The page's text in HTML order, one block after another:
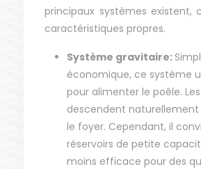
principaux systèmes existent,
caractéristiques propres.
Système gravitaire:
économique, ce système
pour alimenter le poêle.
descendent naturellement
le foyer. Cependant, il
réservoirs de petite
moins efficace pour des